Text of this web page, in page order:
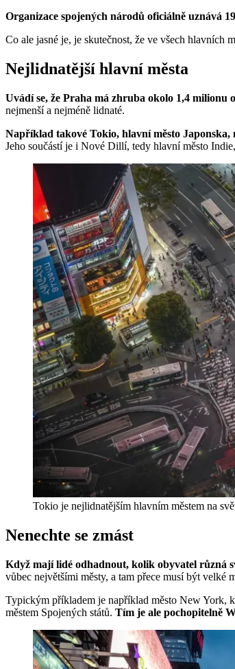
Organizace spojených národů oficiálně uznává
Co ale jasné je, je skutečnost, že ve všech hlavních
Nejlidnatější hlavní města
Uvádí se, že Praha má zhruba okolo 1,4 milionu
nejmenší a nejméně lidnaté.
Například takové Tokio, hlavní město
Jeho součástí je i Nové Dillí, tedy hlavní město
Tokio je nejlidnatějším hlavním městem na
Nenechte se zmást
Když mají lidé odhadnout, kolik obyvatel různá
vůbec největšími městy, a tam přece musí být velké
Typickým příkladem je například město New York,
městem Spojených států. Tím je ale pochopitelně